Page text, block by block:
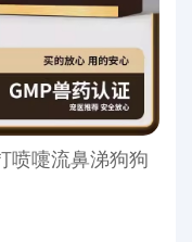
喷嚏流鼻涕狗狗